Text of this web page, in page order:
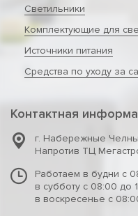
Светильники
Комплектующие для
Источники питания
Средства по уходу за
Контактная
г. Набережные Челны
Напротив ТЦ
Работаем в будни с
в субботу с 08:00 до
в воскресенье с